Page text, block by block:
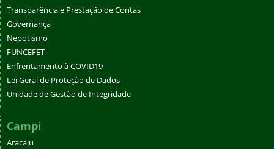
Transparência e Prestação de Contas
Governança
Nepotismo
FUNCEFET
Enfrentamento à COVID19
Lei Geral de Proteção de Dados
Unidade de Gestão de Integridade
Campi
Aracaju